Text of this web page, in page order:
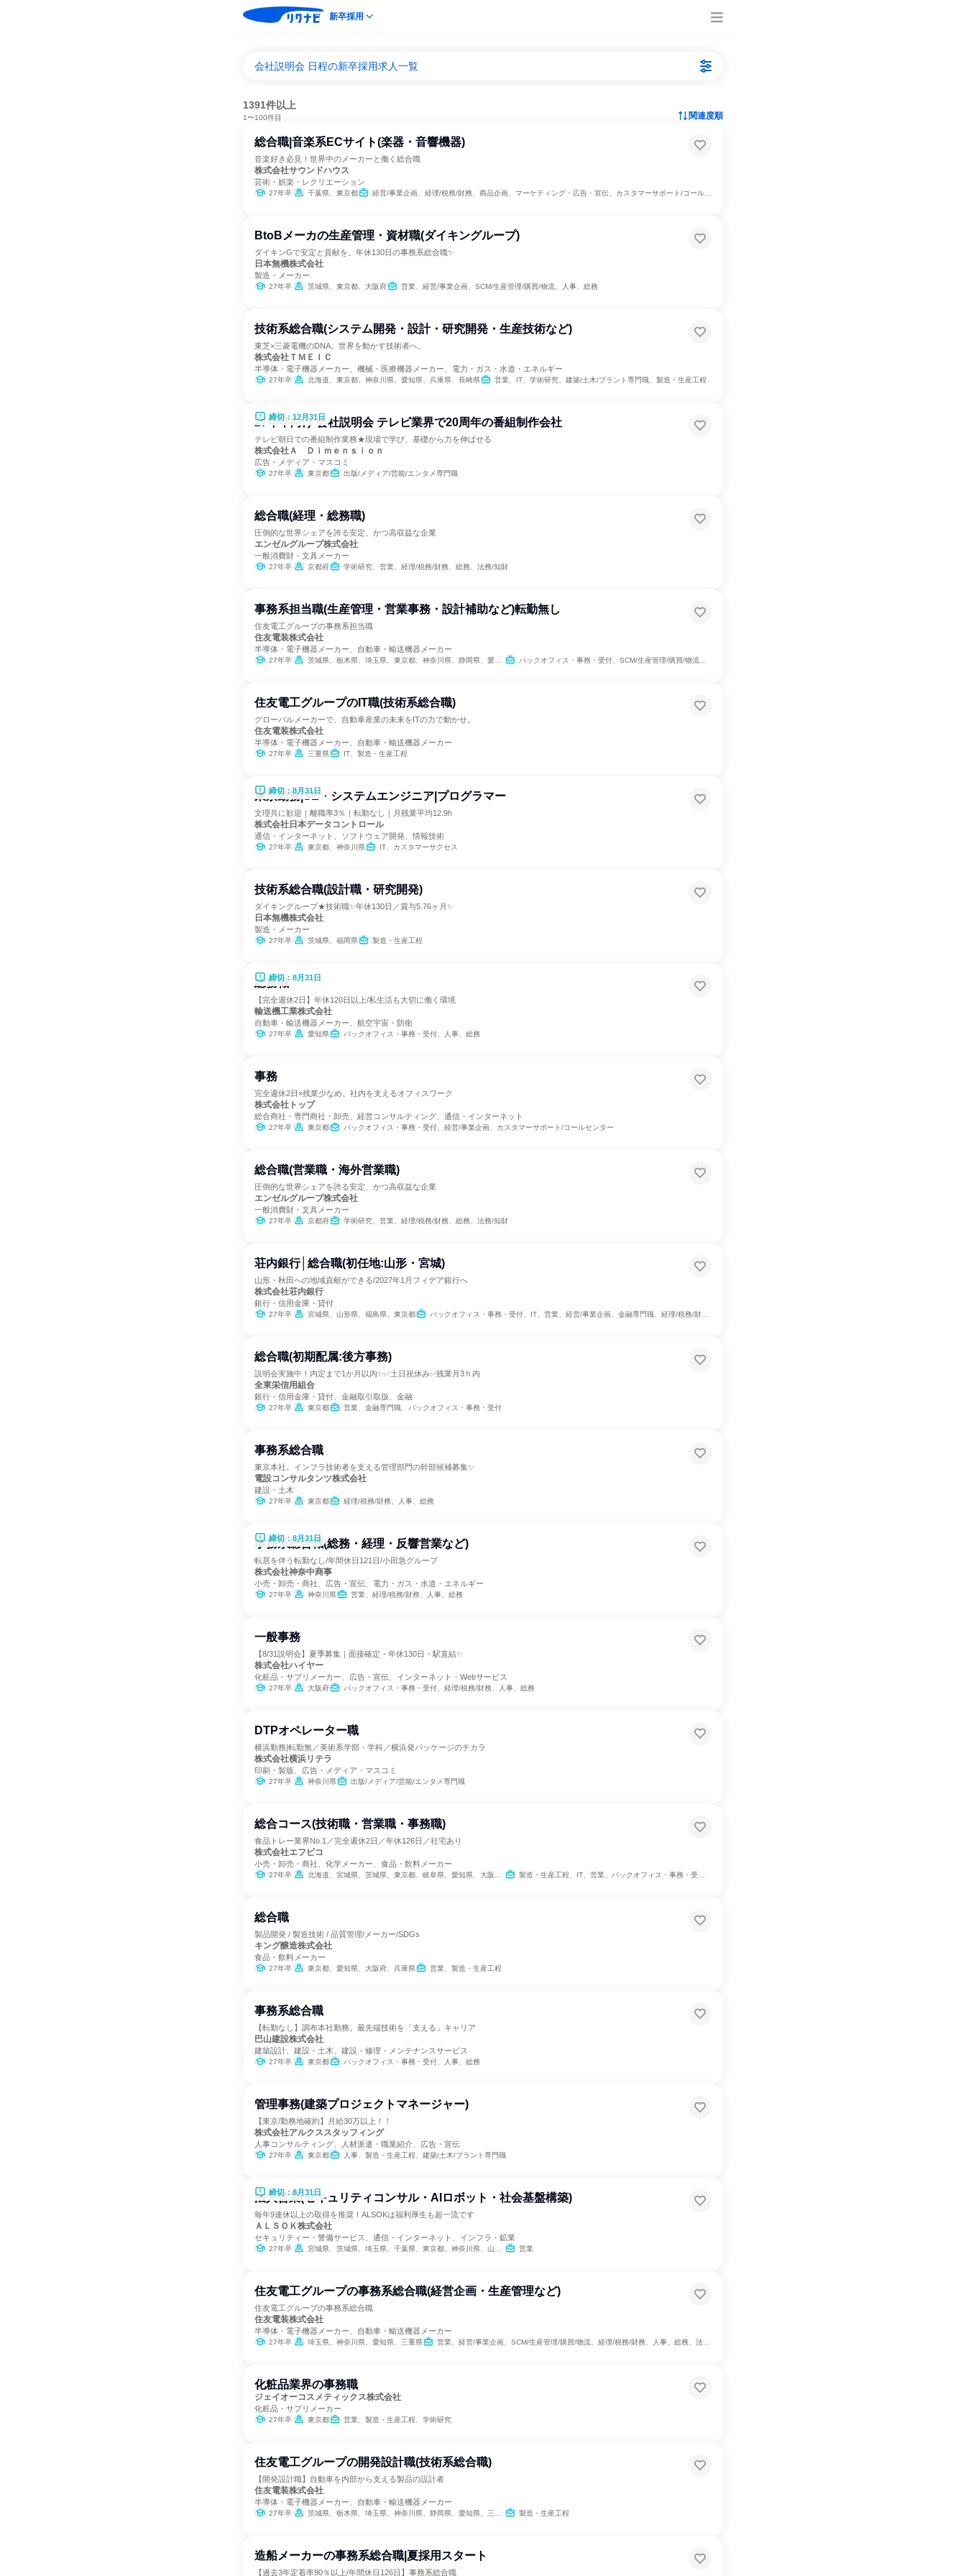
新卒採用
会社説明会 日程の新卒採用求人一覧
1391件以上
1〜100件目 関連度順
総合職|音楽系ECサイト(楽器・音響機器)
音楽好き必見！世界中のメーカーと働く総合職
株式会社サウンドハウス
芸術・娯楽・レクリエーション
27年卒 千葉県、東京都 経営/事業企画、経理/税務/財務、商品企画、マーケティング・広告・宣伝、カスタマーサポート/コールセンター、IT
BtoBメーカの生産管理・資材職(ダイキングループ)
ダイキンGで安定と貢献を。年休130日の事務系総合職✨
日本無機株式会社
製造・メーカー
27年卒 茨城県、東京都、大阪府 営業、経営/事業企画、SCM/生産管理/購買/物流、人事、総務
技術系総合職(システム開発・設計・研究開発・生産技術など)
東芝×三菱電機のDNA。世界を動かす技術者へ。
株式会社ＴＭＥＩＣ
半導体・電子機器メーカー、機械・医療機器メーカー、電力・ガス・水道・エネルギー
27年卒 北海道、東京都、神奈川県、愛知県、兵庫県、長崎県 営業、IT、学術研究、建築/土木/プラント専門職、製造・生産工程
締切：12月31日
27年卒向け 会社説明会 テレビ業界で20周年の番組制作会社
テレビ朝日での番組制作業務★現場で学び、基礎から力を伸ばせる
株式会社Ａ Ｄｉｍｅｎｓｉｏｎ
広告・メディア・マスコミ
27年卒 東京都 出版/メディア/芸能/エンタメ専門職
総合職(経理・総務職)
圧倒的な世界シェアを誇る安定、かつ高収益な企業
エンゼルグループ株式会社
一般消費財・文具メーカー
27年卒 京都府 学術研究、営業、経理/税務/財務、総務、法務/知財
事務系担当職(生産管理・営業事務・設計補助など)転勤無し
住友電工グループの事務系担当職
住友電装株式会社
半導体・電子機器メーカー、自動車・輸送機器メーカー
27年卒 茨城県、栃木県、埼玉県、東京都、神奈川県、静岡県、愛知県、三重県、広島県 バックオフィス・事務・受付、SCM/生産管理/購買/物流、経理/税務/財務、人事、総務
住友電工グループのIT職(技術系総合職)
グローバルメーカーで、自動車産業の未来をITの力で動かせ。
住友電装株式会社
半導体・電子機器メーカー、自動車・輸送機器メーカー
27年卒 三重県 IT、製造・生産工程
締切：8月31日
東京勤務|SE・システムエンジニア|プログラマー
文理共に歓迎｜離職率3％｜転勤なし｜月残業平均12.9h
株式会社日本データコントロール
通信・インターネット、ソフトウェア開発、情報技術
27年卒 東京都、神奈川県 IT、カスタマーサクセス
技術系総合職(設計職・研究開発)
ダイキングループ★技術職✨年休130日／賞与5.76ヶ月✨
日本無機株式会社
製造・メーカー
27年卒 茨城県、福岡県 製造・生産工程
締切：8月31日
総務職
【完全週休2日】年休120日以上/私生活も大切に働く環境
輸送機工業株式会社
自動車・輸送機器メーカー、航空宇宙・防衛
27年卒 愛知県 バックオフィス・事務・受付、人事、総務
事務
完全週休2日×残業少なめ。社内を支えるオフィスワーク
株式会社トップ
総合商社・専門商社・卸売、経営コンサルティング、通信・インターネット
27年卒 東京都 バックオフィス・事務・受付、経営/事業企画、カスタマーサポート/コールセンター
総合職(営業職・海外営業職)
圧倒的な世界シェアを誇る安定、かつ高収益な企業
エンゼルグループ株式会社
一般消費財・文具メーカー
27年卒 京都府 学術研究、営業、経理/税務/財務、総務、法務/知財
荘内銀行│総合職(初任地:山形・宮城)
山形・秋田への地域貢献ができる/2027年1月フィデア銀行へ
株式会社荘内銀行
銀行・信用金庫・貸付
27年卒 宮城県、山形県、福島県、東京都 バックオフィス・事務・受付、IT、営業、経営/事業企画、金融専門職、経理/税務/財務、人事、総務、法務/知財、広報/IR
総合職(初期配属:後方事務)
説明会実施中！内定まで1か月以内✨✅土日祝休み✅残業月3ｈ内
全東栄信用組合
銀行・信用金庫・貸付、金融取引取扱、金融
27年卒 東京都 営業、金融専門職、バックオフィス・事務・受付
事務系総合職
東京本社。インフラ技術者を支える管理部門の幹部候補募集✨
電設コンサルタンツ株式会社
建設・土木
27年卒 東京都 経理/税務/財務、人事、総務
締切：8月31日
事務系総合職(総務・経理・反響営業など)
転居を伴う転勤なし/年間休日121日/小田急グループ
株式会社神奈中商事
小売・卸売・商社、広告・宣伝、電力・ガス・水道・エネルギー
27年卒 神奈川県 営業、経理/税務/財務、人事、総務
一般事務
【8/31説明会】夏季募集｜面接確定・年休130日・駅直結✨
株式会社ハイヤー
化粧品・サプリメーカー、広告・宣伝、インターネット・Webサービス
27年卒 大阪府 バックオフィス・事務・受付、経理/税務/財務、人事、総務
DTPオペレーター職
横浜勤務|転勤無／美術系学部・学科／横浜発パッケージのチカラ
株式会社横浜リテラ
印刷・製版、広告・メディア・マスコミ
27年卒 神奈川県 出版/メディア/芸能/エンタメ専門職
総合コース(技術職・営業職・事務職)
食品トレー業界No.1／完全週休2日／年休126日／社宅あり
株式会社エフピコ
小売・卸売・商社、化学メーカー、食品・飲料メーカー
27年卒 北海道、宮城県、茨城県、東京都、岐阜県、愛知県、大阪府、広島県、福岡県 製造・生産工程、IT、営業、バックオフィス・事務・受付、SCM/生産管理/購買/物流、建築/土木/プラント専門職、学術研究
総合職
製品開発 / 製造技術 / 品質管理/メーカー/SDGs
キング醸造株式会社
食品・飲料メーカー
27年卒 東京都、愛知県、大阪府、兵庫県 営業、製造・生産工程
事務系総合職
【転勤なし】調布本社勤務。最先端技術を「支える」キャリア
巴山建設株式会社
建築設計、建設・土木、建設・修理・メンテナンスサービス
27年卒 東京都 バックオフィス・事務・受付、人事、総務
管理事務(建築プロジェクトマネージャー)
【東京/勤務地確約】月給30万以上！！
株式会社アルクススタッフィング
人事コンサルティング、人材派遣・職業紹介、広告・宣伝
27年卒 東京都 人事、製造・生産工程、建築/土木/プラント専門職
締切：8月31日
法人営業(セキュリティコンサル・AIロボット・社会基盤構築)
毎年9連休以上の取得を推奨！ALSOKは福利厚生も超一流です
ＡＬＳＯＫ株式会社
セキュリティー・警備サービス、通信・インターネット、インフラ・鉱業
27年卒 宮城県、茨城県、埼玉県、千葉県、東京都、神奈川県、山梨県、長野県、静岡県、愛知県、滋賀県、京都府、大阪府、兵庫県、奈良県、和歌山県、岡山県、山口県、徳島県、香川県、高知県、福岡県、熊本県、大分県 営業
住友電工グループの事務系総合職(経営企画・生産管理など)
住友電工グループの事務系総合職
住友電装株式会社
半導体・電子機器メーカー、自動車・輸送機器メーカー
27年卒 埼玉県、神奈川県、愛知県、三重県 営業、経営/事業企画、SCM/生産管理/購買/物流、経理/税務/財務、人事、総務、法務/知財
化粧品業界の事務職
ジェイオーコスメティックス株式会社
化粧品・サプリメーカー
27年卒 東京都 営業、製造・生産工程、学術研究
住友電工グループの開発設計職(技術系総合職)
【開発設計職】自動車を内部から支える製品の設計者
住友電装株式会社
半導体・電子機器メーカー、自動車・輸送機器メーカー
27年卒 茨城県、栃木県、埼玉県、神奈川県、静岡県、愛知県、三重県、大阪府、広島県、福岡県、大分県 製造・生産工程
造船メーカーの事務系総合職|夏採用スタート
【過去3年定着率90％以上/年間休日126日】事務系総合職